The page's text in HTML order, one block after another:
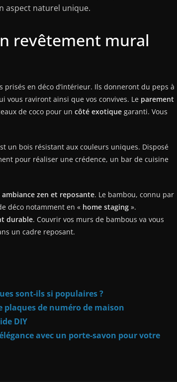
aspect naturel unique.
revêtement mural
en déco d’intérieur. Ils donneront du peps à
vous raviront ainsi que vos convives. Le parement
de coco pour un côté exotique garanti. Vous
un bois résistant aux couleurs uniques. Disposé
pour réaliser une crédence, un bar de cuisine
ambiance zen et reposante. Le bambou, connu par
déco notamment en « home staging ».
durable. Couvrir vos murs de bambous va vous
un cadre reposant.
sont-ils si populaires ?
plaques de numéro de maison
DIY
avec un porte-savon pour votre